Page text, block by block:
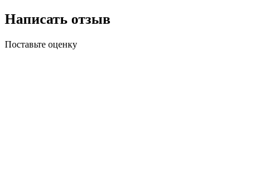
Написать отзыв
Поставьте оценку